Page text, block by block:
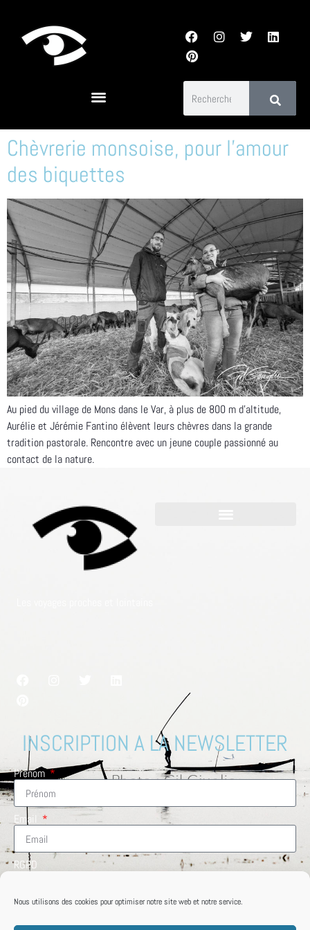
Nous utilisons des cookies pour optimiser notre site web et notre service.
Chèvrerie monsoise, pour l’amour
des biquettes
Au pied du village de Mons dans le Var, à plus de 800 m d’altitude,
Aurélie et Jérémie Fantino élèvent leurs chèvres dans la grande
tradition pastorale. Rencontre avec un jeune couple passionné au
contact de la nature.
INSCRIPTION A LA NEWSLETTER
Prénom
Email
RGPD
informations de la part de VoyagesMag.com